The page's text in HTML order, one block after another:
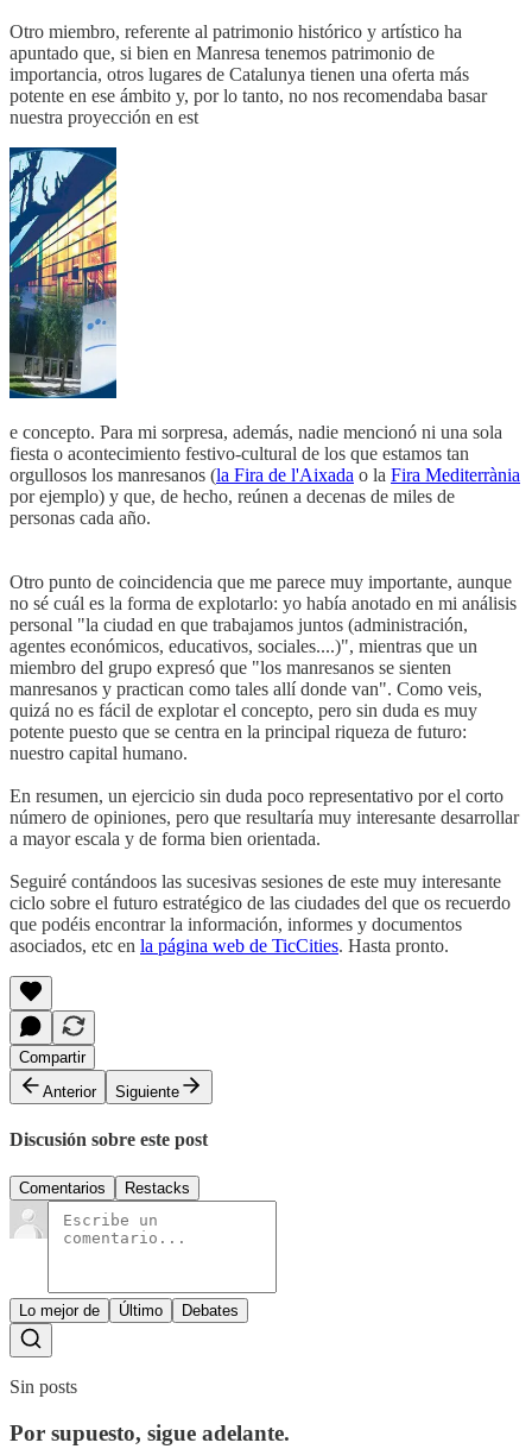
Otro miembro, referente al patrimonio histórico y artístico ha
apuntado que, si bien en Manresa tenemos patrimonio de
importancia, otros lugares de Catalunya tienen una oferta más
potente en ese ámbito y, por lo tanto, no nos recomendaba basar
nuestra proyección en est
e concepto. Para mi sorpresa, además, nadie mencionó ni una sola
fiesta o acontecimiento festivo-cultural de los que estamos tan
orgullosos los manresanos (la Fira de l'Aixada o la Fira Mediterrània
por ejemplo) y que, de hecho, reúnen a decenas de miles de
personas cada año.
Otro punto de coincidencia que me parece muy importante, aunque
no sé cuál es la forma de explotarlo: yo había anotado en mi análisis
personal "la ciudad en que trabajamos juntos (administración,
agentes económicos, educativos, sociales....)", mientras que un
miembro del grupo expresó que "los manresanos se sienten
manresanos y practican como tales allí donde van". Como veis,
quizá no es fácil de explotar el concepto, pero sin duda es muy
potente puesto que se centra en la principal riqueza de futuro:
nuestro capital humano.
En resumen, un ejercicio sin duda poco representativo por el corto
número de opiniones, pero que resultaría muy interesante desarrollar
a mayor escala y de forma bien orientada.
Seguiré contándoos las sucesivas sesiones de este muy interesante
ciclo sobre el futuro estratégico de las ciudades del que os recuerdo
que podéis encontrar la información, informes y documentos
asociados, etc en la página web de TicCities. Hasta pronto.
Compartir
Anterior
Siguiente
Discusión sobre este post
Comentarios Restacks
Lo mejor de Último Debates
Sin posts
Por supuesto, sigue adelante.